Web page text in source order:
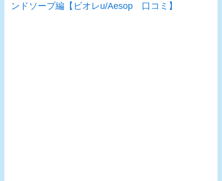
ンドソープ編【ビオレu/Aesop 口コミ】